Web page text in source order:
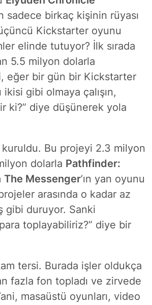
birkaç kişinin rüyası
Kickstarter oyunu
elinde tutuyor? İlk sırada
5.5 milyon dolarla
eğer bir gün bir Kickstarter
gibi olmaya çalışın,
ki?” diye düşünerek yola
Bu projeyi 2.3 milyon
dolarla Pathfinder:
The Messenger’ın yan oyunu
arasında o kadar az
gibi duruyor. Sanki
toplayabiliriz?” diye bir
tersi. Burada işler oldukça
fazla fon topladı ve zirvede
masaüstü oyunları, video